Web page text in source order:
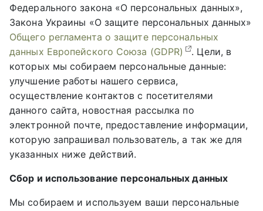
Федерального закона «О персональных данных»,
Закона Украины «О защите персональных данных»
Общего регламента о защите персональных
данных Европейского Союза (GDPR)
. Цели, в
которых мы собираем персональные данные:
улучшение работы нашего сервиса,
осуществление контактов с посетителями
данного сайта, новостная рассылка по
электронной почте, предоставление информации,
которую запрашивал пользователь, а так же для
указанных ниже действий.
Сбор и использование персональных данных
Мы собираем и используем ваши персональные